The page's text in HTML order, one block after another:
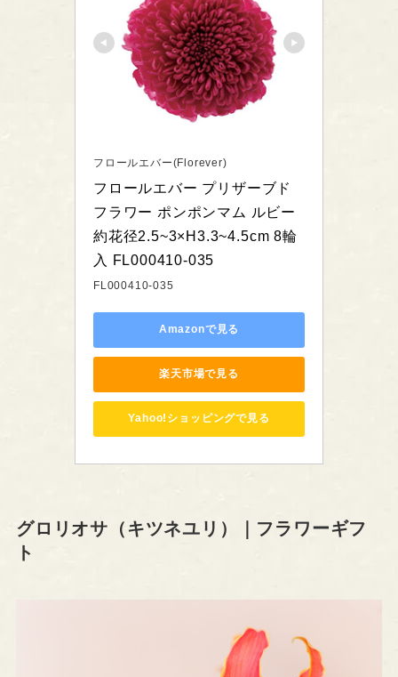
フロールエバー(Florever)
フロールエバー プリザーブド
フラワー ポンポンマム ルビー
約花径2.5~3×H3.3~4.5cm 8輪
入 FL000410-035
FL000410-035
Amazonで見る
楽天市場で見る
Yahoo!ショッピングで見る
グロリオサ（キツネユリ）｜フラワーギフ
ト